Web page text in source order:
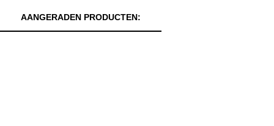
AANGERADEN PRODUCTEN: